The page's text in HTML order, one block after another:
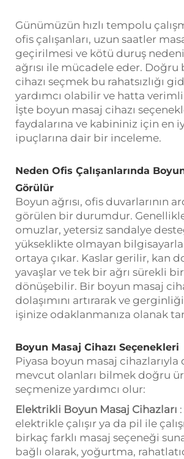
Günümüzün hızlı tempolu
ofis çalışanları, uzun saatler
geçirilmesi ve kötü duruş
ağrısı ile mücadele eder. Doğru
cihazı seçmek bu rahatsızlığı
yardımcı olabilir ve hatta
İşte boyun masaj cihazı
faydalarına ve kabininiz için en
ipuçlarına dair bir inceleme.
Neden Ofis Çalışanlarında Boyun
Görülür
Boyun ağrısı, ofis duvarlarının
görülen bir durumdur.
omuzlar, yetersiz sandalye
yükseklikte olmayan
ortaya çıkar. Kaslar gerilir, kan
yavaşlar ve tek bir ağrı sürekli bir
dönüşebilir. Bir boyun masaj
dolaşımını artırarak ve
işinize odaklanmanıza olanak
Boyun Masaj Cihazı Seçenekleri
Piyasa boyun masaj
mevcut olanları bilmek doğru
seçmenize yardımcı olur:
Elektrikli Boyun Masaj Cihazları
elektrikle çalışır ya da pil ile
birkaç farklı masaj seçeneği
bağlı olarak, yoğurtma,